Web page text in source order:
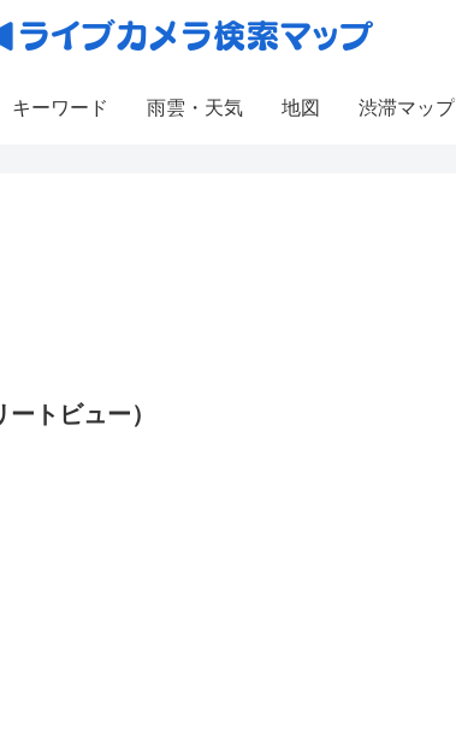
キーワード 雨雲・天気 地図 渋滞マップ
トビュー）